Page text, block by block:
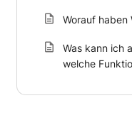
Worauf
Was kann ich
welche